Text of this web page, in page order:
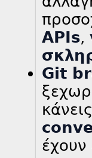
APIs,
Git